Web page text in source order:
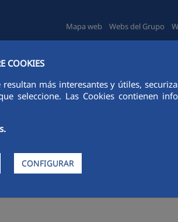
COOKIES
más interesantes y útiles,
seleccione. Las Cookies contienen
CONFIGURAR
Mapa web Webs del Grupo
GOBIERNO CORPORATIVO